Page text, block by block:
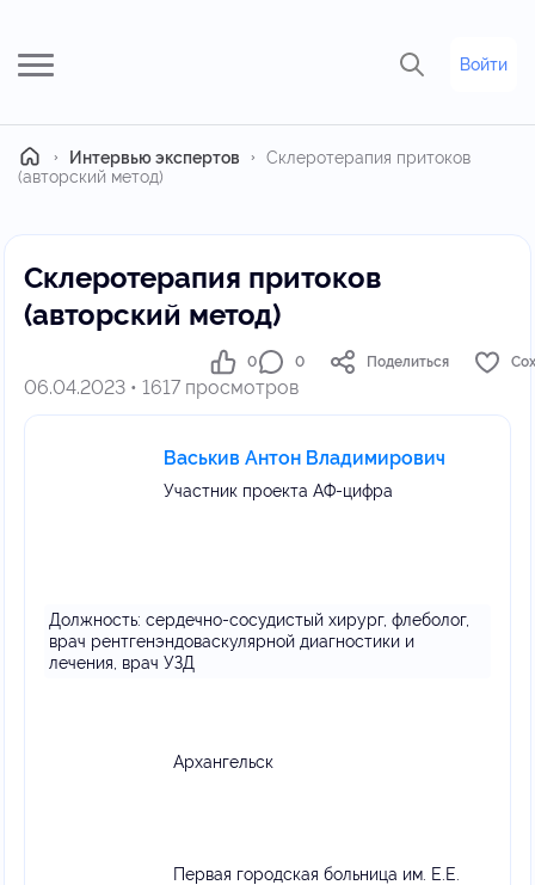
Войти
ГлавнаяИнтервью экспертов
Склеротерапия притоков
(авторский метод)
Склеротерапия притоков
(авторский метод)
06.04.2023 • 1617 просмотров
0 0 Поделиться
Васькив Антон Владимирович
Участник проекта АФ-цифра
Должность: сердечно-сосудистый хирург, флеболог,
врач рентгенэндоваскулярной диагностики и
лечения, врач УЗД
Архангельск
Первая городская больница им. Е.Е.